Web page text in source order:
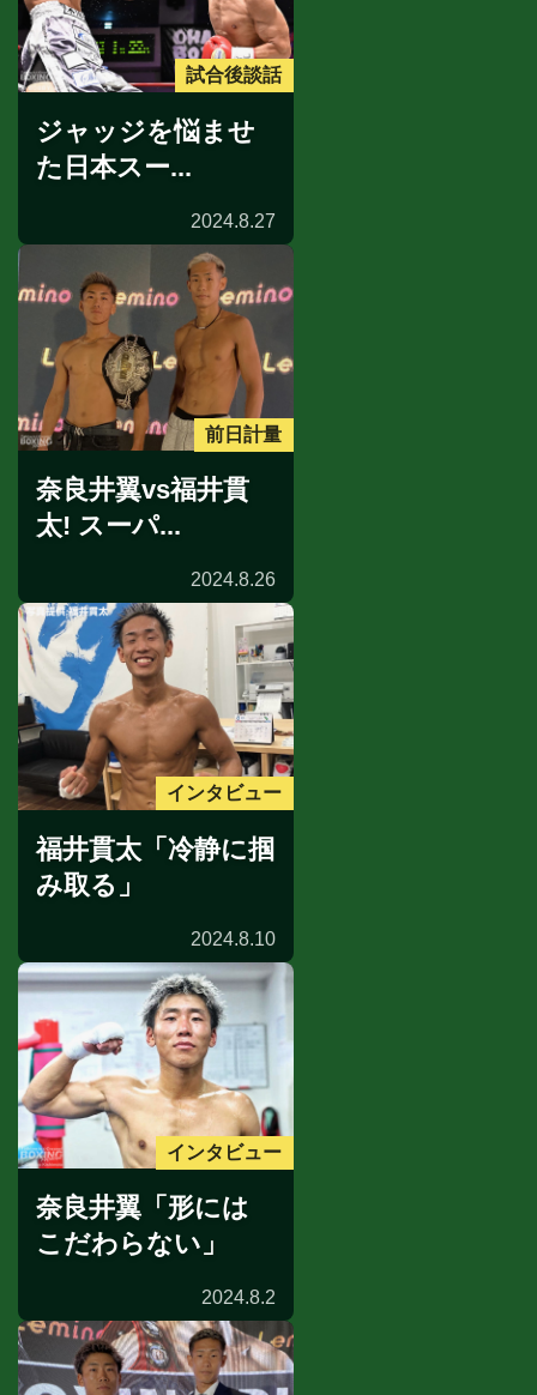
試合後談話
ジャッジを悩ませ
た日本スー...
2024.8.27
前日計量
奈良井翼vs福井貫
太! スーパ...
2024.8.26
インタビュー
福井貫太「冷静に掴
み取る」
2024.8.10
インタビュー
奈良井翼「形には
こだわらない」
2024.8.2